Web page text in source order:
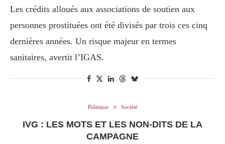
Les crédits alloués aux associations de soutien aux
personnes prostituées ont été divisés par trois ces cinq
dernières années. Un risque majeur en termes
sanitaires, avertit l’IGAS.
Politique Société
IVG : LES MOTS ET LES NON-DITS DE LA
CAMPAGNE